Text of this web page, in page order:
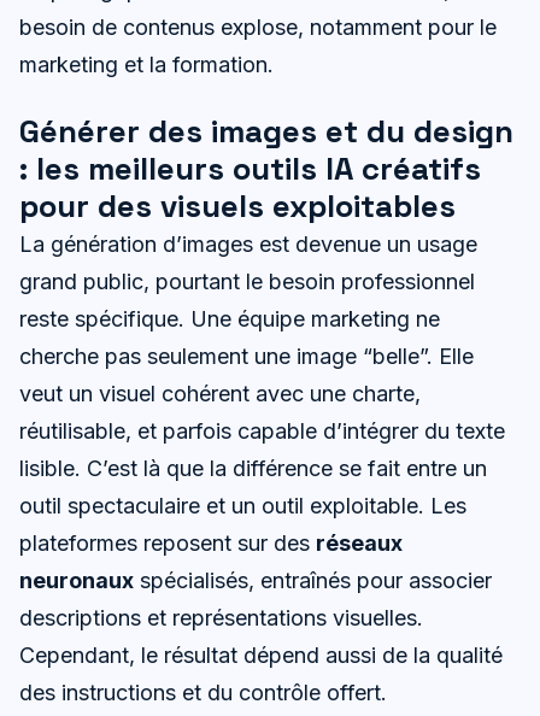
besoin de contenus explose, notamment pour le
marketing et la formation.
Générer des images et du design
: les meilleurs outils IA créatifs
pour des visuels exploitables
La génération d’images est devenue un usage
grand public, pourtant le besoin professionnel
reste spécifique. Une équipe marketing ne
cherche pas seulement une image “belle”. Elle
veut un visuel cohérent avec une charte,
réutilisable, et parfois capable d’intégrer du texte
lisible. C’est là que la différence se fait entre un
outil spectaculaire et un outil exploitable. Les
plateformes reposent sur des réseaux
neuronaux spécialisés, entraînés pour associer
descriptions et représentations visuelles.
Cependant, le résultat dépend aussi de la qualité
des instructions et du contrôle offert.